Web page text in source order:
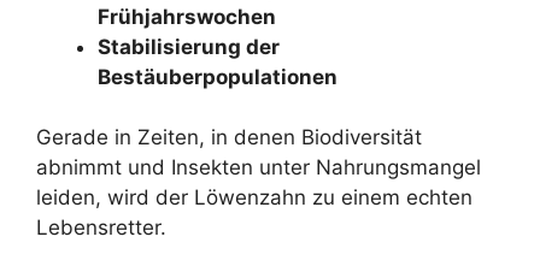
Frühjahrswochen
Stabilisierung der
Bestäuberpopulationen
Gerade in Zeiten, in denen Biodiversität
abnimmt und Insekten unter Nahrungsmangel
leiden, wird der Löwenzahn zu einem echten
Lebensretter.